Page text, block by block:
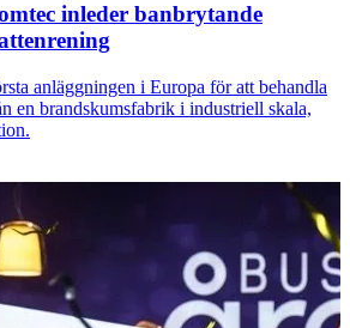
inleder banbrytande
anläggningen i Europa för att behandla
en brandskumsfabrik i industriell skala,